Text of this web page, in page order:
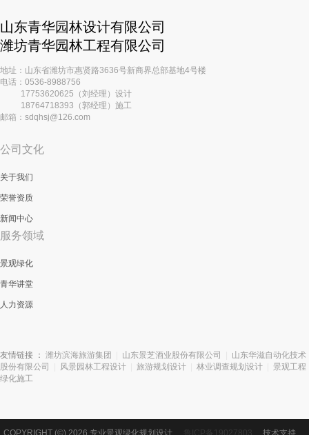
山东青华园林设计有限公司
潍坊青华园林工程有限公司
地址：山东省潍坊市惠贤路3636号新商界总部基地4号楼
电话：0536-8988756
17753620625（刘经理）设计
18764718393（郭经理）施工
邮箱：sdqhsj@126.com
公司文化
关于我们
荣誉资质
新闻中心
服务领域
景观绿化
青华讲堂
人力资源
友情链接 ： 潍坊滨海旅游集团 山东景芝酒业股份有限公司
山东华滋自动化技术
股份有限公司
风景园林工程设计 旅游规划设计 林业调查规划设计
景观工程
绿化施工
COPYRIGHT (©) 2026 专业景观绿化规划设计. 鲁ICP备19027803 技术支持